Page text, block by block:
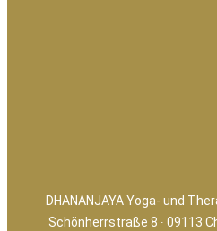
DHANANJAYA Yoga- und
Schönherrstraße 8 ∙ 09113